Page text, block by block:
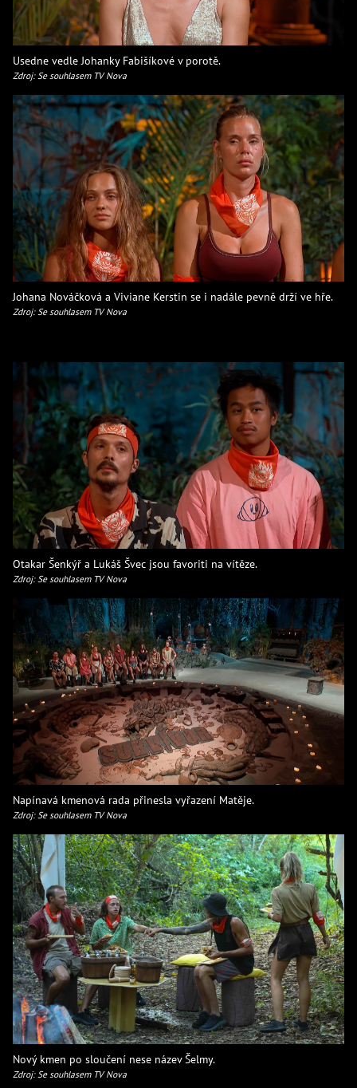
Usedne vedle Johanky Fabišíkové v porotě.
Zdroj: Se souhlasem TV Nova
Johana Nováčková a Viviane Kerstin se i nadále pevně drží ve hře.
Zdroj: Se souhlasem TV Nova
Otakar Šenkýř a Lukáš Švec jsou favoriti na vítěze.
Zdroj: Se souhlasem TV Nova
Napínavá kmenová rada přinesla vyřazení Matěje.
Zdroj: Se souhlasem TV Nova
Nový kmen po sloučení nese název Šelmy.
Zdroj: Se souhlasem TV Nova